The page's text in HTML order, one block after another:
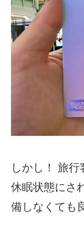
しかし！ 旅
休眠状態にさ
備しなくても